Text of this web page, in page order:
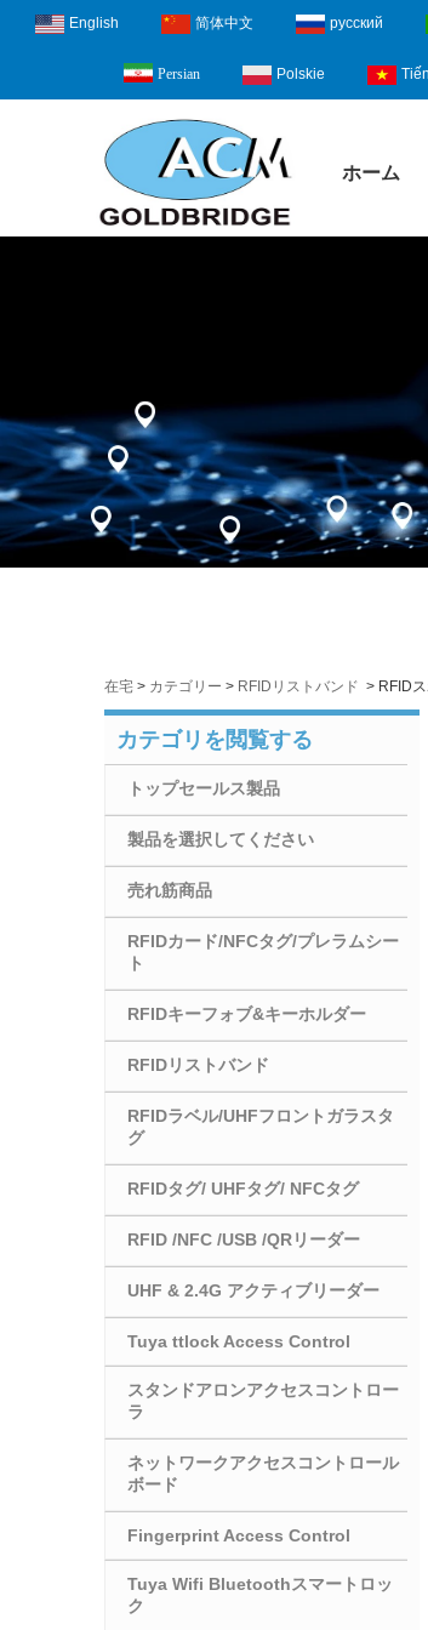
English 简体中文 русский
Persian Polskie
ホーム
在宅 > カテゴリー > RFIDリストバンド > RFID
カテゴリを閲覧する
トップセールス製品
製品を選択してください
売れ筋商品
RFIDカード/NFCタグ/プレラムシー
ト
RFIDキーフォブ&キーホルダー
RFIDリストバンド
RFIDラベル/UHFフロントガラスタ
グ
RFIDタグ/ UHFタグ/ NFCタグ
RFID /NFC /USB /QRリーダー
UHF & 2.4G アクティブリーダー
Tuya ttlock Access Control
スタンドアロンアクセスコントロー
ラ
ネットワークアクセスコントロール
ボード
Fingerprint Access Control
Tuya Wifi Bluetoothスマートロッ
ク